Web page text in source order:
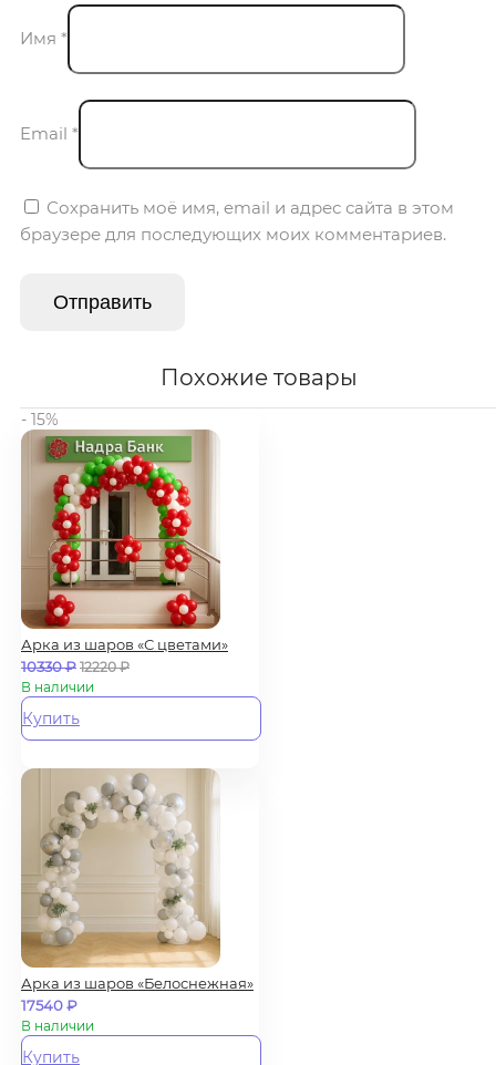
Имя *
Email *
Сохранить моё имя, email и адрес сайта в этом
браузере для последующих моих комментариев.
Похожие товары
- 15%
Арка из шаров «С цветами»
10330₽ 12220₽
В наличии
Купить
Арка из шаров «Белоснежная»
17540₽
В наличии
Купить